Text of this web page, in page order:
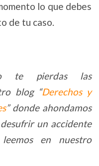
lo que debes
de tu caso.
te pierdas las
blog “Derechos y
” donde ahondamos
un accidente
leemos en nuestro